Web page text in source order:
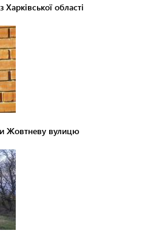
Харківської області
Жовтневу вулицю